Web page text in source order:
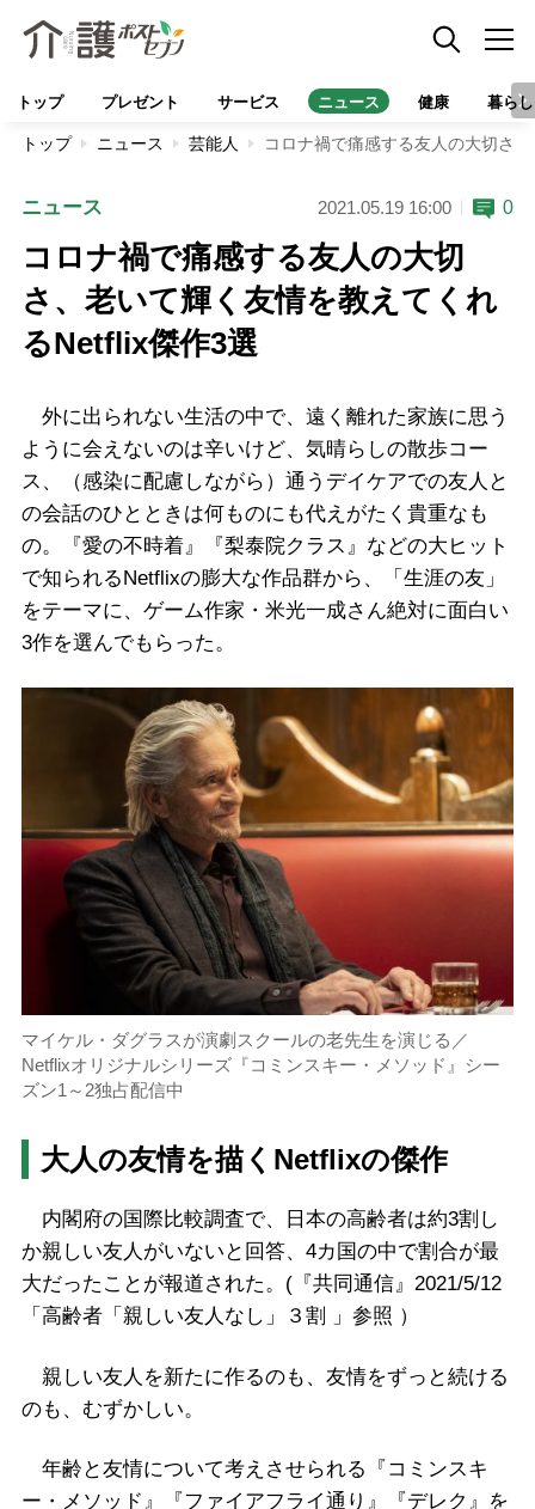
トップ プレゼント サービス ニュース 健康 暮らし
トップ ニュース 芸能人 コロナ禍で痛感する友人の大切さ
ニュース 2021.05.19 16:00 0
コロナ禍で痛感する友人の大切
さ、老いて輝く友情を教えてくれ
るNetflix傑作3選
外に出られない生活の中で、遠く離れた家族に思う
ように会えないのは辛いけど、気晴らしの散歩コー
ス、（感染に配慮しながら）通うデイケアでの友人と
の会話のひとときは何ものにも代えがたく貴重なも
の。『愛の不時着』『梨泰院クラス』などの大ヒット
で知られるNetflixの膨大な作品群から、「生涯の友」
をテーマに、ゲーム作家・米光一成さん絶対に面白い
3作を選んでもらった。
マイケル・ダグラスが演劇スクールの老先生を演じる／
Netflixオリジナルシリーズ『コミンスキー・メソッド』シー
ズン1～2独占配信中
大人の友情を描くNetflixの傑作
内閣府の国際比較調査で、日本の高齢者は約3割し
か親しい友人がいないと回答、4カ国の中で割合が最
大だったことが報道された。(『共同通信』2021/5/12
「高齢者「親しい友人なし」３割 」参照 ）
親しい友人を新たに作るのも、友情をずっと続ける
のも、むずかしい。
年齢と友情について考えさせられる『コミンスキ
ー・メソッド』『ファイアフライ通り』『デレク』を